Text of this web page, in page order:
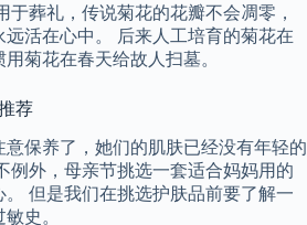
于葬礼，传说菊花的花瓣不会凋零，
活在心中。 后来人工培育的菊花在
菊花在春天给故人扫墓。
荐
保养了，她们的肌肤已经没有年轻的
例外，母亲节挑选一套适合妈妈用的
但是我们在挑选护肤品前要了解一
史。